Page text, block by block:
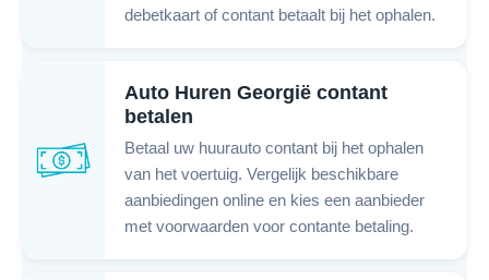
debetkaart of contant betaalt bij het ophalen.
Auto Huren Georgië contant
betalen
Betaal uw huurauto contant bij het ophalen
van het voertuig. Vergelijk beschikbare
aanbiedingen online en kies een aanbieder
met voorwaarden voor contante betaling.